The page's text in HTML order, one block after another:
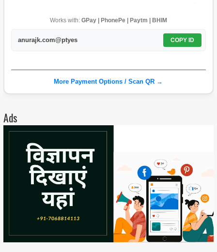
Works with: GPay | PhonePe | Paytm | BHIM
anurajk.com@ptyes COPY ID
More Payment Options / Scan QR →
Ads